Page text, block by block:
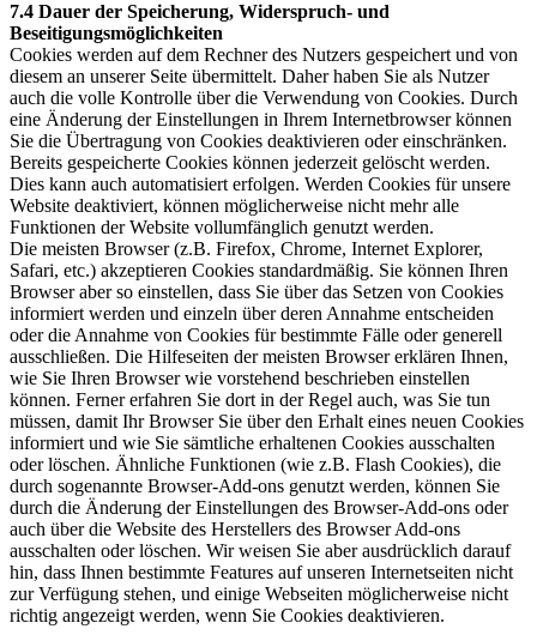
7.4 Dauer der Speicherung, Widerspruch- und
Beseitigungsmöglichkeiten
Cookies werden auf dem Rechner des Nutzers gespeichert und von
diesem an unserer Seite übermittelt. Daher haben Sie als Nutzer
auch die volle Kontrolle über die Verwendung von Cookies. Durch
eine Änderung der Einstellungen in Ihrem Internetbrowser können
Sie die Übertragung von Cookies deaktivieren oder einschränken.
Bereits gespeicherte Cookies können jederzeit gelöscht werden.
Dies kann auch automatisiert erfolgen. Werden Cookies für unsere
Website deaktiviert, können möglicherweise nicht mehr alle
Funktionen der Website vollumfänglich genutzt werden.
Die meisten Browser (z.B. Firefox, Chrome, Internet Explorer,
Safari, etc.) akzeptieren Cookies standardmäßig. Sie können Ihren
Browser aber so einstellen, dass Sie über das Setzen von Cookies
informiert werden und einzeln über deren Annahme entscheiden
oder die Annahme von Cookies für bestimmte Fälle oder generell
ausschließen. Die Hilfeseiten der meisten Browser erklären Ihnen,
wie Sie Ihren Browser wie vorstehend beschrieben einstellen
können. Ferner erfahren Sie dort in der Regel auch, was Sie tun
müssen, damit Ihr Browser Sie über den Erhalt eines neuen Cookies
informiert und wie Sie sämtliche erhaltenen Cookies ausschalten
oder löschen. Ähnliche Funktionen (wie z.B. Flash Cookies), die
durch sogenannte Browser-Add-ons genutzt werden, können Sie
durch die Änderung der Einstellungen des Browser-Add-ons oder
auch über die Website des Herstellers des Browser Add-ons
ausschalten oder löschen. Wir weisen Sie aber ausdrücklich darauf
hin, dass Ihnen bestimmte Features auf unseren Internetseiten nicht
zur Verfügung stehen, und einige Webseiten möglicherweise nicht
richtig angezeigt werden, wenn Sie Cookies deaktivieren.